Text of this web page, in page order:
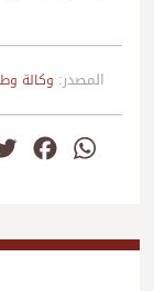
المصدر: وكالة